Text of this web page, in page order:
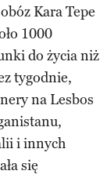
Kara Tepe
1000
do życia niż
tygodnie,
na Lesbos
i innych
się